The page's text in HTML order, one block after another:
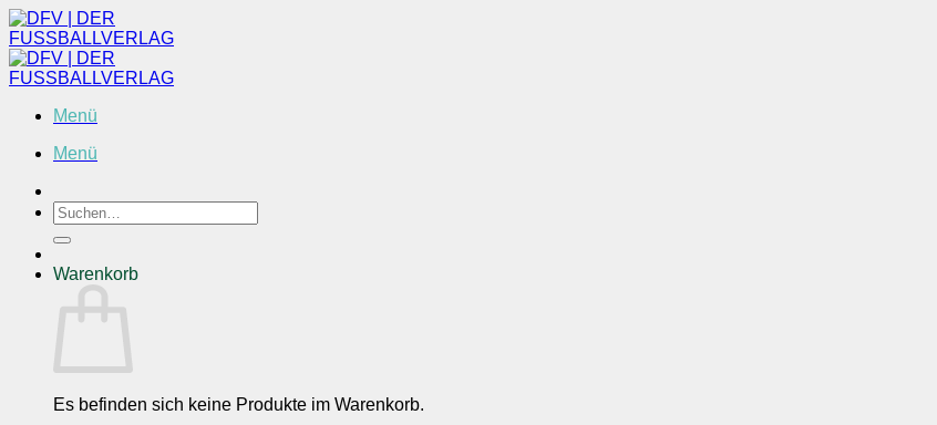
Zum
Inhalt
springen
Menü
Menü
Suchen
nach:
Warenkorb
Es befinden sich keine Produkte im Warenkorb.